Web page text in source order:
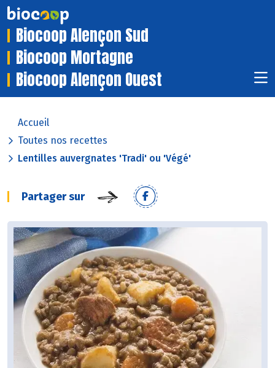
Biocoop Alençon Sud
Biocoop Mortagne
Biocoop Alençon Ouest
Accueil
Toutes nos recettes
Lentilles auvergnates 'Tradi' ou 'Végé'
Partager sur